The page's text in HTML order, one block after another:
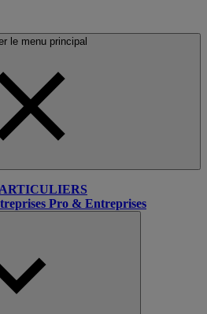
le menu principal
Pro & Entreprises